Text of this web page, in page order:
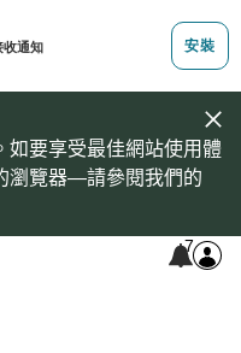
如要享受最佳網站使用體
瀏覽器—請參閱我們的
7